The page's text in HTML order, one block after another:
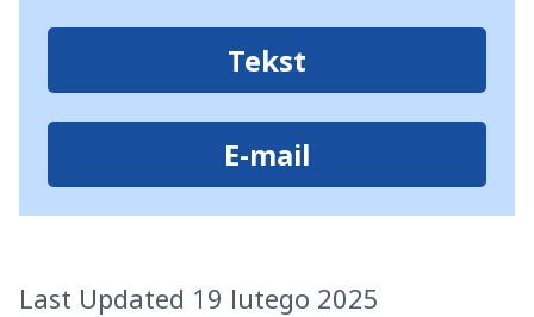
Tekst
E-mail
Last Updated 19 lutego 2025